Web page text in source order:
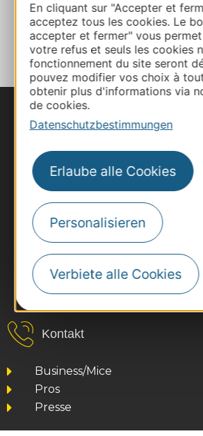
En cliquant sur "Accepter et
acceptez tous les cookies. Le
accepter et fermer" vous
votre refus et seuls les cookies
fonctionnement du site seront
pouvez modifier vos choix à
obtenir plus d'informations via
de cookies.
Datenschutzbestimmungen
Erlaube alle Cookies
Personalisieren
Verbiete alle Cookies
ZU MEINEN FAVORITEN
#VoyageOccitanie
Kontakt
Business/Mice
Pros
Presse